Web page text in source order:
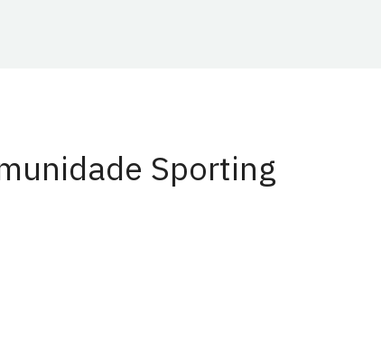
Sporting